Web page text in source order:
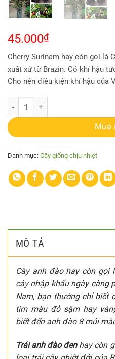
45.000₫
Cherry Surinam hay còn gọi là
xuất xứ từ Brazin. Có khí hậu
Cho nên điều kiện khí hậu của
Cây giống Cherry Surinam -
Mua
Danh mục: Cây giống chịu nhiệt
MÔ TẢ
Cây anh đào hay còn gọi
cây nhập khẩu ngày càng
Nam, bạn thường chỉ biết
tim màu đỏ sậm hay
biết đến anh đào 8 múi
Trái anh đào đenhay còn